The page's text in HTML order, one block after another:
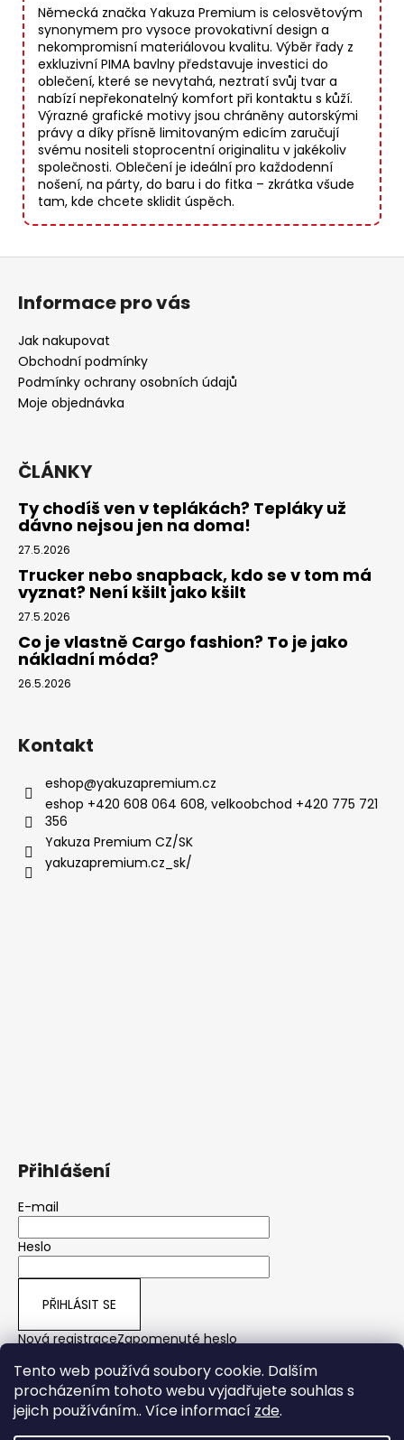
Tento web používá soubory cookie. Dalším
procházením tohoto webu vyjadřujete souhlas s
jejich používáním.. Více informací zde.
Německá značka Yakuza Premium is celosvětovým
synonymem pro vysoce provokativní design a
nekompromisní materiálovou kvalitu. Výběr řady z
exkluzivní PIMA bavlny představuje investici do
oblečení, které se nevytahá, neztratí svůj tvar a
nabízí nepřekonatelný komfort při kontaktu s kůží.
Výrazné grafické motivy jsou chráněny autorskými
právy a díky přísně limitovaným edicím zaručují
svému nositeli stoprocentní originalitu v jakékoliv
společnosti. Oblečení je ideální pro každodenní
nošení, na párty, do baru i do fitka – zkrátka všude
tam, kde chcete sklidit úspěch.
Informace pro vás
Jak nakupovat
Obchodní podmínky
Podmínky ochrany osobních údajů
Moje objednávka
ČLÁNKY
Ty chodíš ven v teplákách? Tepláky už
dávno nejsou jen na doma!
27.5.2026
Trucker nebo snapback, kdo se v tom má
vyznat? Není kšilt jako kšilt
27.5.2026
Co je vlastně Cargo fashion? To je jako
nákladní móda?
26.5.2026
Kontakt
eshop@yakuzapremium.cz
eshop +420 608 064 608, velkoobchod +420 775 721
356
Yakuza Premium CZ/SK
yakuzapremium.cz_sk/
Přihlášení
E-mail
Heslo
PŘIHLÁSIT SE
Nová registraceZapomenuté heslo
yps